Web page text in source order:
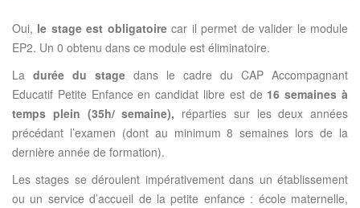
Oui, le stage est obligatoirecar il permet de valider le module
EP2. Un 0 obtenu dans ce module est éliminatoire.
La durée du stage dans le cadre du CAP Accompagnant
Educatif Petite Enfance en candidat libre est de 16 semaines à
temps plein (35h/ semaine), réparties sur les deux années
précédant l’examen (dont au minimum 8 semaines lors de la
dernière année de formation).
Les stages se déroulent impérativement dans un établissement
ou un service d’accueil de la petite enfance : école maternelle,